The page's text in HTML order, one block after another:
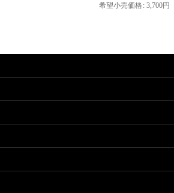
希望小売価格: 3,700円